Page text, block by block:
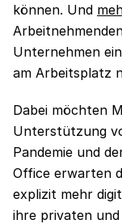
können. Und
Unternehmen
am Arbeitsplatz
Dabei möchten
Unterstützung
Pandemie und
Office erwarten
explizit mehr
ihre privaten